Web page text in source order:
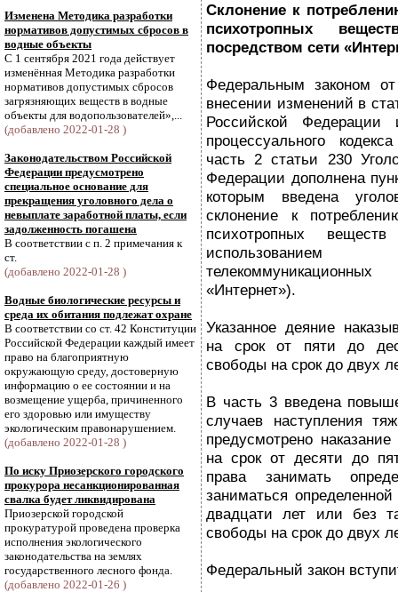
Изменена Методика разработки
нормативов допустимых сбросов в
водные объекты
С 1 сентября 2021 года действует
изменённая Методика разработки
нормативов допустимых сбросов
загрязняющих веществ в водные
объекты для водопользователей»,...
(добавлено 2022-01-28 )
Законодательством Российской
Федерации предусмотрено
специальное основание для
прекращения уголовного дела о
невыплате заработной платы, если
задолженность погашена
В соответствии с п. 2 примечания к
ст.
(добавлено 2022-01-28 )
Водные биологические ресурсы и
среда их обитания подлежат охране
В соответствии со ст. 42 Конституции
Российской Федерации каждый имеет
право на благоприятную
окружающую среду, достоверную
информацию о ее состоянии и на
возмещение ущерба, причиненного
его здоровью или имуществу
экологическим правонарушением.
(добавлено 2022-01-28 )
По иску Приозерского городского
прокурора несанкционированная
свалка будет ликвидирована
Приозерской городской
прокуратурой проведена проверка
исполнения экологического
законодательства на землях
государственного лесного фонда.
(добавлено 2022-01-26 )
Склонение к
психотропных
посредством сети
Федеральным законом
внесении изменений в
Российской
процессуального
часть 2 статьи 230
Федерации дополнена
которым введена
склонение к
психотропных
«Интернет»).
Указанное деяние
на срок от пяти до
свободы на срок до двух
В часть 3 введена
случаев наступления
предусмотрено
на срок от десяти до
права занимать
заниматься
двадцати лет или без
свободы на срок до двух
Федеральный закон